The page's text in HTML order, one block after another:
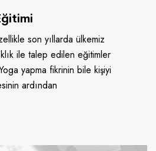
son yıllarda ülkemiz
ile talep edilen eğitimler
yapma fikrinin bile kişiyi
ardından